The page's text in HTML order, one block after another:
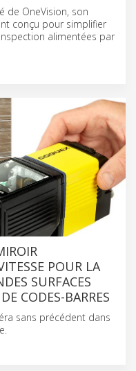
de OneVision, son
conçu pour simplifier
alimentées par
POUR LA
SURFACES
CODES-BARRES
sans précédent dans